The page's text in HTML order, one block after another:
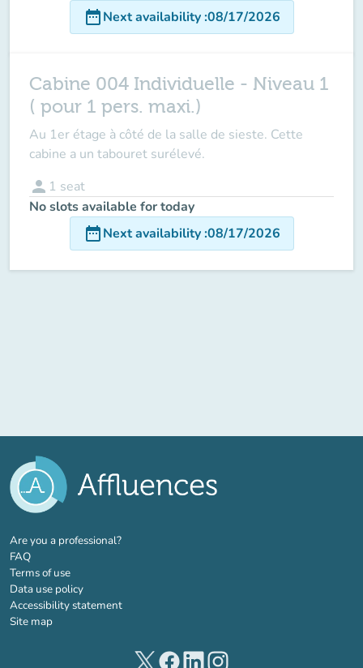
date_rangeNext availability:08/17/2026
Cabine 004 Individuelle - Niveau 1
( pour 1 pers. maxi.)
Au 1er étage à côté de la salle de sieste. Cette
cabine a un tabouret surélevé.
person 1 seat
No slots available for today
date_rangeNext availability:08/17/2026
Are you a professional?(new tab)
FAQ
Terms of use
Data use policy
Accessibility statement
Site map
(new tab)(new tab)(new tab)